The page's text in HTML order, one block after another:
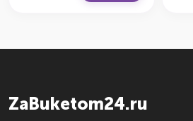
ZaBuketom24.ru